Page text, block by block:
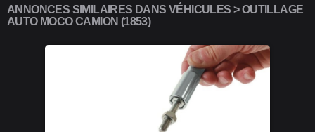
ANNONCES SIMILAIRES DANS VÉHICULES > OUTILLAGE
AUTO MOCO CAMION (1853)